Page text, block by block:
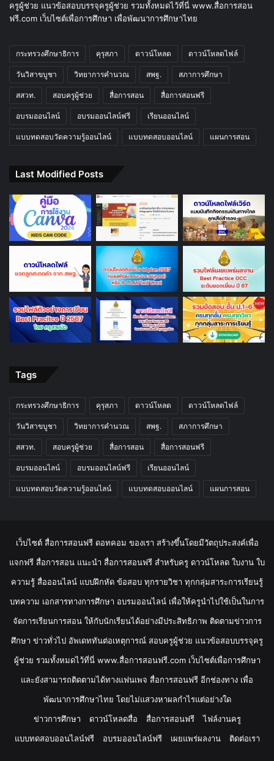
ครูผู้ช่วย แนวข้อสอบบรรจุครูผู้ช่วย รวมทั้งหมดไว้ที่นี่ www.สื่อการสอน
ฟรี.com เว็บไซต์เพื่อการศึกษา เพื่อพัฒนาการศึกษาไทย
กระทรวงศึกษาธิการ คุรุสภา ดาวน์โหลด ดาวน์โหลดไฟล์
วันวิสาขบูชา วิทยาการคำนวณ สพฐ. สภาการศึกษา
สสวท. สอบครูผู้ช่วย สื่อการสอน สื่อการสอนฟรี
อบรมออนไลน์ อบรมออนไลน์ฟรี เรียนออนไลน์
แบบทดสอบวัดความรู้ออนไลน์ แบบทดสอบออนไลน์ แผนการสอน
Last Modified Posts
Tags
กระทรวงศึกษาธิการ คุรุสภา ดาวน์โหลด ดาวน์โหลดไฟล์
วันวิสาขบูชา วิทยาการคำนวณ สพฐ. สภาการศึกษา
สสวท. สอบครูผู้ช่วย สื่อการสอน สื่อการสอนฟรี
อบรมออนไลน์ อบรมออนไลน์ฟรี เรียนออนไลน์
แบบทดสอบวัดความรู้ออนไลน์ แบบทดสอบออนไลน์ แผนการสอน
เว็บไซต์ สื่อการสอนฟรี ดอทคอม ของเรา สร้างขึ้นโดยมีวัตถุประสงค์เพื่อ
แจกฟรี สื่อการสอน แนะนำ สื่อการสอนฟรี สำหรับครู ดาวน์โหลด ใบงาน ใบ
ความรู้ สื่อออนไลน์ แบบฝึกหัด ข้อสอบ ทุกรายวิชา ทุกกลุ่มสาระการเรียนรู้
บทความ เอกสารทางการศึกษา อบรมออนไลน์ เพื่อให้ครูนำไปใช้เป็นในการ
จัดการเรียนการสอน ให้กับนักเรียนได้อย่างมีประสิทธิภาพ ติดตามข่าวการ
ศึกษา ข่าวทั่วไป อัพเดททันต่อเหตุการณ์ สอบครูผู้ช่วย แนวข้อสอบบรรจุครู
ผู้ช่วย รวมทั้งหมดไว้ที่นี่ www.สื่อการสอนฟรี.com เว็บไซต์เพื่อการศึกษา
และยังสามารถติดตามได้ทางแฟนเพจ สื่อการสอนฟรี อีกช่องทาง เพื่อ
พัฒนาการศึกษาไทย โดยไม่แสวงหาผลกำไรแต่อย่างใด
ข่าวการศึกษา
ดาวน์โหลดสื่อ สื่อการสอนฟรี
ไฟล์งานครู
แบบทดสอบออนไลน์ฟรี
อบรมออนไลน์ฟรี เผยแพร่ผลงาน ติดต่อเรา